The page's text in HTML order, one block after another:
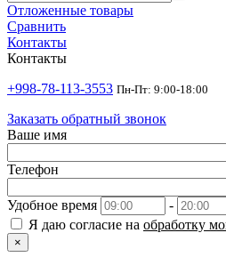
Отложенные товары
Сравнить
Контакты
Контакты
+998-78-113-3553 Пн-Пт: 9:00-18:00
Заказать обратный звонок
Ваше имя
Телефон
Удобное время
-
Я даю согласие на обработку
×